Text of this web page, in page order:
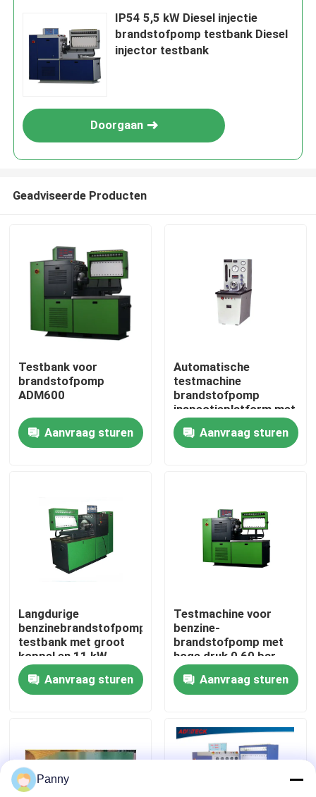
Huis
Producten
Fabrieksreis
Kwaliteitscontrole
Contacteer ons
Nieuws
Het gemeenschappelijke Materiaal van de Spoortest
IP54 5,5 kW Diesel injectie
brandstofpomp testbank Diesel
injector testbank
Doorgaan
Geadviseerde Producten
Testbank voor
brandstofpomp
ADM600
Aanvraag sturen
Automatische
testmachine
brandstofpomp
inspectieplatform met
AUTO CONTROL
MANUALE CONTROL
MODE
Aanvraag sturen
Langdurige
benzinebrandstofpomp
testbank met groot
koppel en 11 kW
vermogen
Aanvraag sturen
Testmachine voor
benzine-
brandstofpomp met
hoge druk 0 60 bar
Testmedium Klaar
Aanvraag sturen
Panny